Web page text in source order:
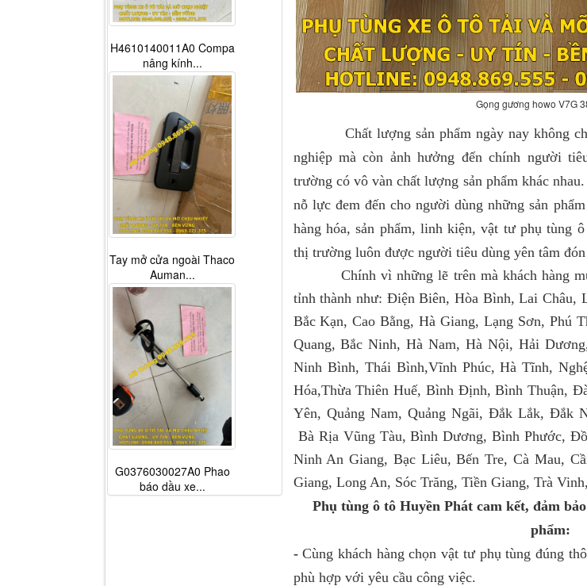
Gọng gương howo V7G
Chất lượng sản phẩm ngày nay không
nghiệp mà còn ảnh hưởng đến chính người
trường có vô vàn chất lượng sản phẩm khác
nỗ lực đem đến cho người dùng những sản
hàng hóa, sản phẩm, linh kiện, vật tư phụ tùng
thị trường luôn được người tiêu dùng yên tâm
Chính vì những lẽ trên mà khách hàng
tỉnh thành như: Điện Biên, Hòa Bình, Lai Châu,
Bắc Kạn, Cao Bằng, Hà Giang, Lạng Sơn, Phú
Quang, Bắc Ninh, Hà Nam, Hà Nội, Hải
Ninh Bình, Thái Bình,Vĩnh Phúc, Hà Tĩnh,
Hóa,Thừa Thiên Huế, Bình Định, Bình Thuận,
Yên, Quảng Nam, Quảng Ngãi, Đắk Lắk, Đắk
Bà Rịa Vũng Tàu, Bình Dương, Bình Phước,
Ninh An Giang, Bạc Liêu, Bến Tre, Cà Mau,
Giang, Long An, Sóc Trăng, Tiền Giang, Trà
Phụ tùng ô tô Huyền Phát cam kết, đảm
phẩm:
-Cùng khách hàng chọn vật tư phụ tùng đúng
phù hợp với yêu cầu công việc.
H4610140011A0 Compa
nâng kính...
Tay mở cửa ngoài Thaco
Auman...
G0376030027A0 Phao
báo dầu xe...